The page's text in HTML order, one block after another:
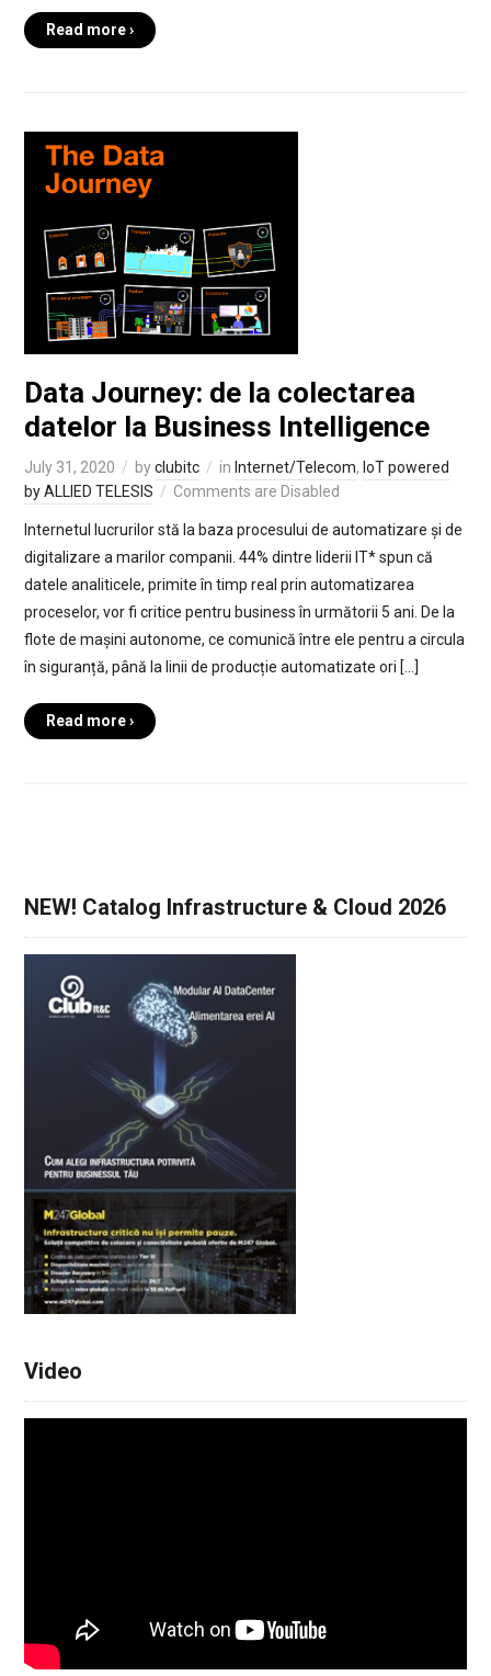
Read more ›
Data Journey: de la colectarea
datelor la Business Intelligence
July 31, 2020 byclubitc in Internet/Telecom, IoT powered
by ALLIED TELESIS
Comments are Disabled
Internetul lucrurilor stă la baza procesului de automatizare și de
digitalizare a marilor companii. 44% dintre liderii IT* spun că
datele analiticele, primite în timp real prin automatizarea
proceselor, vor fi critice pentru business în următorii 5 ani. De la
flote de mașini autonome, ce comunică între ele pentru a circula
în siguranță, până la linii de producție automatizate ori […]
Read more ›
NEW! Catalog Infrastructure & Cloud 2026
Video